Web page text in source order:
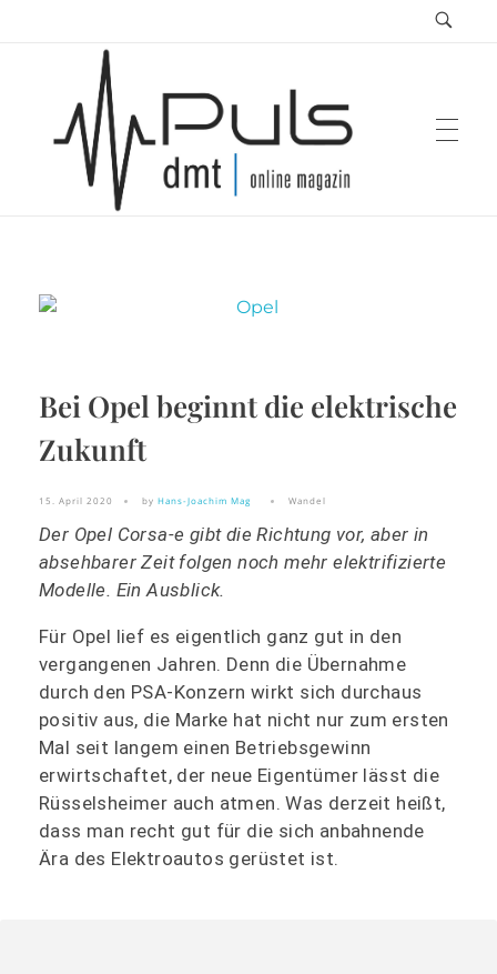
Puls Magazin
Zukunft der Mobilität
Bei Opel beginnt die elektrische
Zukunft
15. April 2020 by Hans-Joachim Mag Wandel
Der Opel Corsa-e gibt die Richtung vor, aber in
absehbarer Zeit folgen noch mehr elektrifizierte
Modelle. Ein Ausblick.
Für Opel lief es eigentlich ganz gut in den
vergangenen Jahren. Denn die Übernahme
durch den PSA-Konzern wirkt sich durchaus
positiv aus, die Marke hat nicht nur zum ersten
Mal seit langem einen Betriebsgewinn
erwirtschaftet, der neue Eigentümer lässt die
Rüsselsheimer auch atmen. Was derzeit heißt,
dass man recht gut für die sich anbahnende
Ära des Elektroautos gerüstet ist.